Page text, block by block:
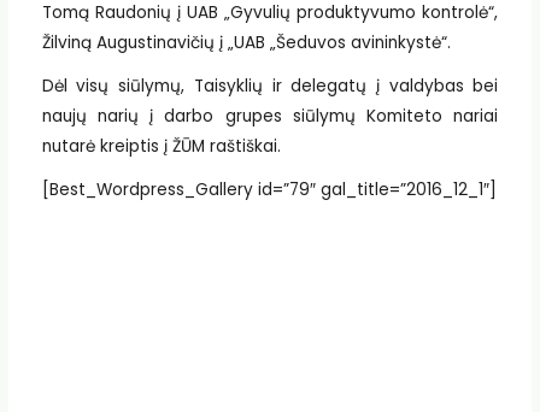
Tomą Raudonių į UAB „Gyvulių produktyvumo kontrolė“,
Žilviną Augustinavičių į „UAB „Šeduvos avininkystė“.
Dėl visų siūlymų, Taisyklių ir delegatų į valdybas bei
naujų narių į darbo grupes siūlymų Komiteto nariai
nutarė kreiptis į ŽŪM raštiškai.
[Best_Wordpress_Gallery id=”79″ gal_title=”2016_12_1″]